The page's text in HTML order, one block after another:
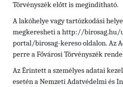
Törvényszék előtt is megindítható.
A lakóhelye vagy tartózkodási
megkeresheti a http://birosag.hu/
portal/birosag-kereso oldalon. Az
perre a Fővárosi Törvényszék
Az Érintett a személyes adatai
esetén a Nemzeti Adatvédelmi és